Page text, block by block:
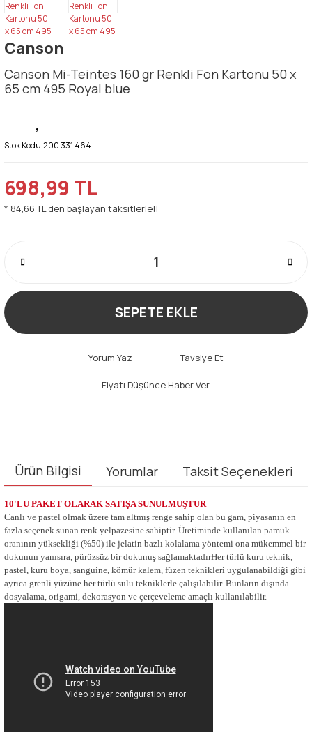
Canson
Canson Mi-Teintes 160 gr Renkli Fon Kartonu 50 x
65 cm 495 Royal blue
Stok Kodu:200 331 464
698,99 TL
* 84,66 TL den başlayan taksitlerle!!
SEPETE EKLE
Yorum Yaz Tavsiye Et
Fiyatı Düşünce Haber Ver
Ürün Bilgisi Yorumlar Taksit Seçenekleri
10'LU PAKET OLARAK SATIŞA SUNULMUŞTUR
Canlı ve pastel olmak üzere tam altmış renge sahip olan bu gam, piyasanın en
fazla seçenek sunan renk yelpazesine sahiptir. Üretiminde kullanılan pamuk
oranının yüksekliği (%50) ile jelatin bazlı kolalama yöntemi ona mükemmel bir
dokunun yanısıra, pürüzsüz bir dokunuş sağlamaktadırHer türlü kuru teknik,
pastel, kuru boya, sanguine, kömür kalem, füzen teknikleri uygulanabildiği gibi
ayrıca grenli yüzüne her türlü sulu tekniklerle çalışılabilir. Bunların dışında
dosyalama, origami, dekorasyon ve çerçeveleme amaçlı kullanılabilir.